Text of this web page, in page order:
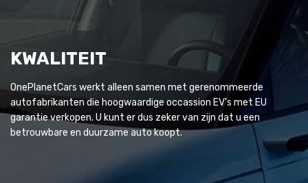
KWALITEIT
OnePlanetCars werkt alleen samen met gerenommeerde
autofabrikanten die hoogwaardige occassion EV’s met EU
garantie verkopen. U kunt er dus zeker van zijn dat u een
betrouwbare en duurzame auto koopt.